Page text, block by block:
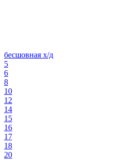
бесшовная х/д
5
6
8
10
12
14
15
16
17
18
20